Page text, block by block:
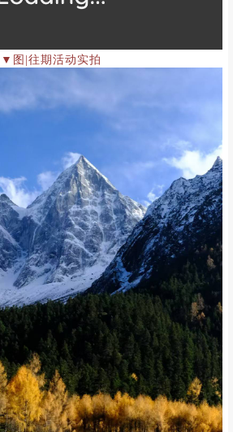
▼图|往期活动实拍